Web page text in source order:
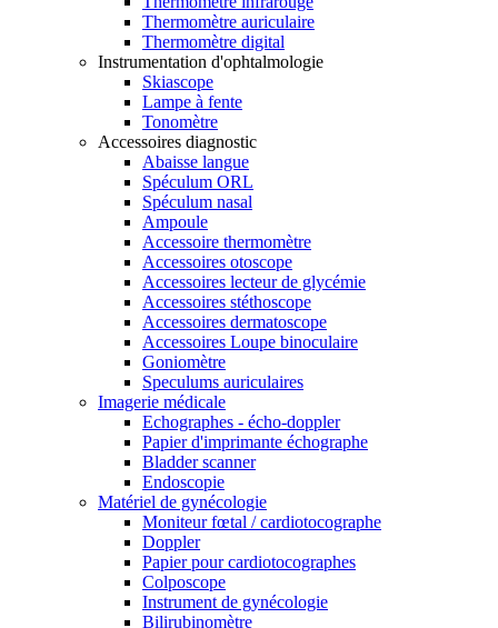
Thermomètre auriculaire
Thermomètre digital
Instrumentation d'ophtalmologie
Skiascope
Lampe à fente
Tonomètre
Accessoires diagnostic
Abaisse langue
Spéculum ORL
Spéculum nasal
Ampoule
Accessoire thermomètre
Accessoires otoscope
Accessoires lecteur de glycémie
Accessoires stéthoscope
Accessoires dermatoscope
Accessoires Loupe binoculaire
Goniomètre
Speculums auriculaires
Imagerie médicale
Echographes - écho-doppler
Papier d'imprimante échographe
Bladder scanner
Endoscopie
Matériel de gynécologie
Moniteur fœtal / cardiotocographe
Doppler
Papier pour cardiotocographes
Colposcope
Instrument de gynécologie
Bilirubinomètre